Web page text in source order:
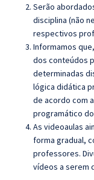
Serão
disciplina (não
respectivos
Informamos
dos conteúdos
determinadas
lógica didática
de acordo com
programático
As videoaulas
forma gradual,
professores.
vídeos a serem